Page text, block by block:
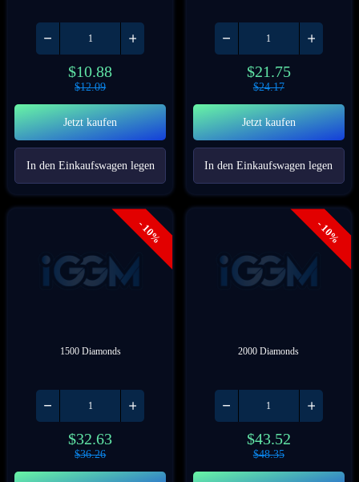
$10.88
$12.09
Jetzt kaufen
In den Einkaufswagen legen
$21.75
$24.17
Jetzt kaufen
In den Einkaufswagen legen
- 10%
1500 Diamonds
$32.63
$36.26
- 10%
2000 Diamonds
$43.52
$48.35